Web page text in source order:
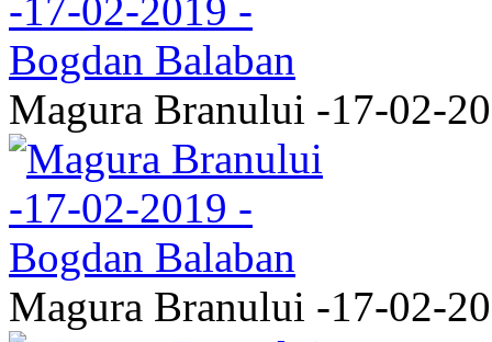
Magura Branului -17-02-
Magura Branului -17-02-